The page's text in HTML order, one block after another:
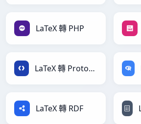
LaTeX 轉 PHP
LaTeX 轉 Protobuf
LaTeX 轉 RDF